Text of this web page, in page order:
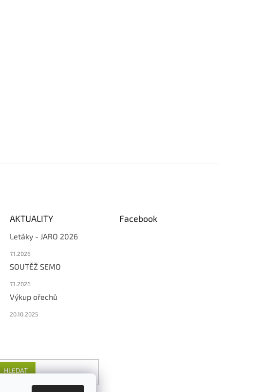
AKTUALITY
Letáky - JARO 2026
7.1.2026
SOUTĚŽ SEMO
7.1.2026
Výkup ořechů
20.10.2025
Facebook
HLEDAT